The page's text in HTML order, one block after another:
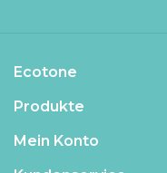
Ecotone
Produkte
Mein Konto